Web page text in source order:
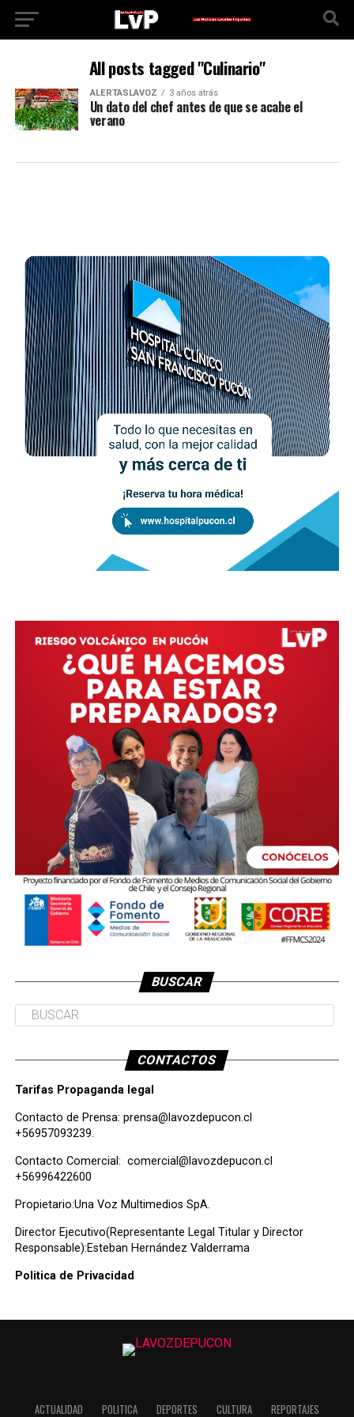
All posts tagged "Culinario"
ALERTASLAVOZ 3 años atrás
Un dato del chef antes de que se acabe el
verano
BUSCAR
CONTACTOS
Tarifas Propaganda legal
Contacto de Prensa: prensa@lavozdepucon.cl
+56957093239.
Contacto Comercial: comercial@lavozdepucon.cl
+56996422600
Propietario:Una Voz Multimedios SpA.
Director Ejecutivo(Representante Legal Titular y Director
Responsable):Esteban Hernández Valderrama
Politica de Privacidad
ACTUALIDAD POLITICA DEPORTES CULTURA REPORTAJES